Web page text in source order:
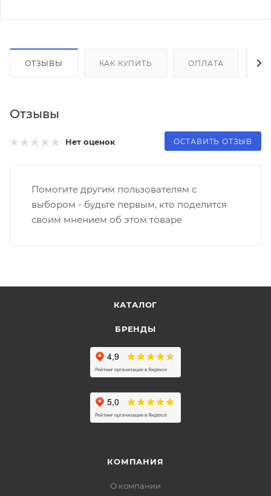
ОТЗЫВЫ КАК КУПИТЬ ОПЛАТА
Отзывы
Нет оценок ОСТАВИТЬ ОТЗЫВ
Помогите другим пользователям с
выбором - будьте первым, кто поделится
своим мнением об этом товаре
КАТАЛОГ
БРЕНДЫ
КОМПАНИЯ
О компании